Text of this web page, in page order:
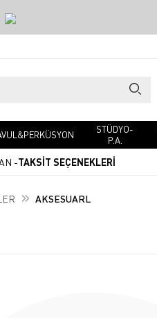
STÜDYO-
P.A.
-TAKSİT SEÇENEKLERİ
AKSESUARL